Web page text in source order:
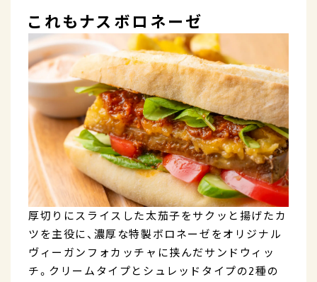
これもナスボロネーゼ
厚切りにスライスした太茄子をサクッと揚げたカ
ツを主役に、濃厚な特製ボロネーゼをオリジナル
ヴィーガンフォカッチャに挟んだサンドウィッ
チ。クリームタイプとシュレッドタイプの2種の